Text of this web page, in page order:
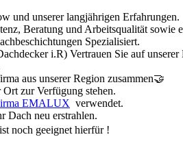
und unserer langjährigen Erfahrungen.
Beratung und Arbeitsqualität sowie
Spezialisiert.
i.R) Vertrauen Sie auf
aus unserer Region zusammen🤝
zur Verfügung stehen.
EMALUX verwendet.
Dach neu erstrahlen.
noch geeignet hierfür !